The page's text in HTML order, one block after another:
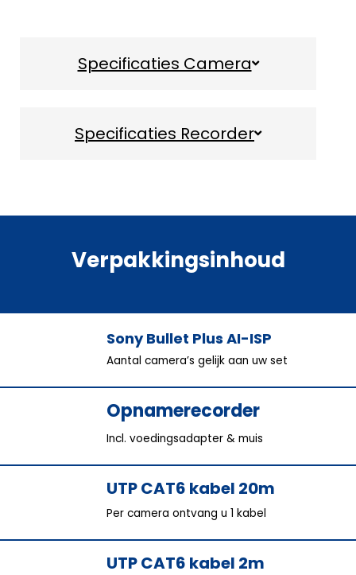
Specificaties Camera
Specificaties Recorder
Verpakkingsinhoud
Sony Bullet Plus AI-ISP
Aantal camera’s gelijk aan uw set
Opnamerecorder
Incl. voedingsadapter & muis
UTP CAT6 kabel 20m
Per camera ontvang u 1 kabel
UTP CAT6 kabel 2m